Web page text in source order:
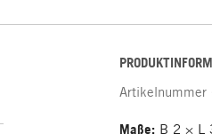
Artikelnummer
Maße: B 2 × L